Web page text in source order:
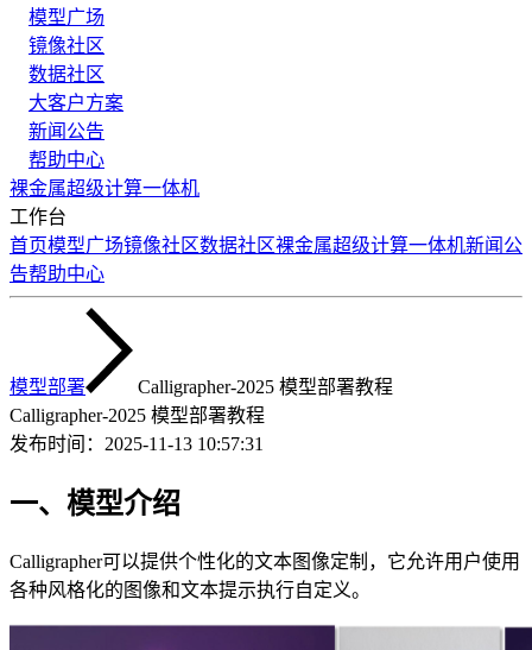
模型广场
镜像社区
数据社区
大客户方案
新闻公告
帮助中心
裸金属超级计算一体机
工作台
首页模型广场镜像社区数据社区裸金属超级计算一体机新闻公
告帮助中心
模型部署
Calligrapher-2025 模型部署教程
Calligrapher-2025 模型部署教程
发布时间： 2025-11-13 10:57:31
一、模型介绍
Calligrapher可以提供个性化的文本图像定制，它允许用户使用
各种风格化的图像和文本提示执行自定义。